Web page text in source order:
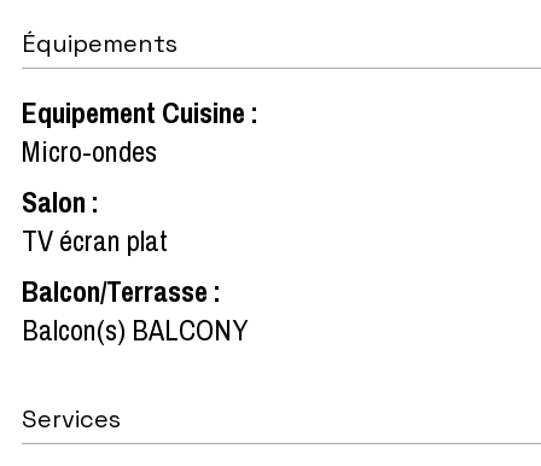
Équipements
Equipement Cuisine :
Micro-ondes
Salon :
TV écran plat
Balcon/Terrasse :
Balcon(s) BALCONY
Services